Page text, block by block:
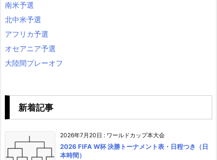
南米予選
北中米予選
アフリカ予選
オセアニア予選
大陸間プレーオフ
新着記事
2026年7月20日 : ワールドカップ本大会
2026 FIFA W杯 決勝トーナメント表・日程つき（日
本時間）